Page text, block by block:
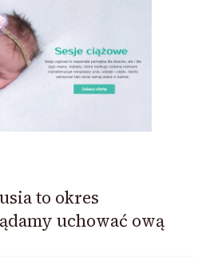
to okres
uchować ową